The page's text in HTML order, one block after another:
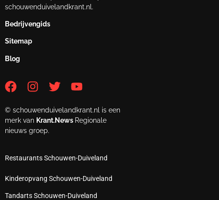
schouwenduivelandkrant.nl.
Bedrijvengids
Sitemap
Blog
© schouwenduivelandkrant.nl is een
merk van Krant.News Regionale
nieuws groep.
Restaurants Schouwen-Duiveland
Kinderopvang Schouwen-Duiveland
Tandarts Schouwen-Duiveland